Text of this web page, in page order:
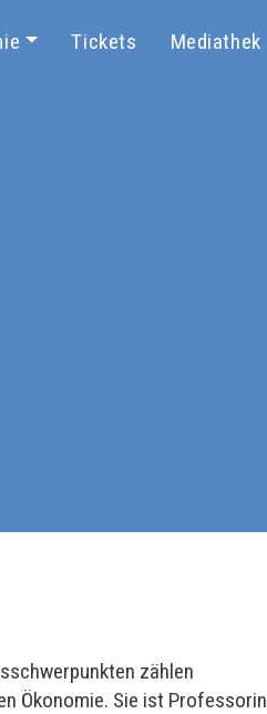
Tickets Mediathek
zählen
Ökonomie. Sie ist Professorin